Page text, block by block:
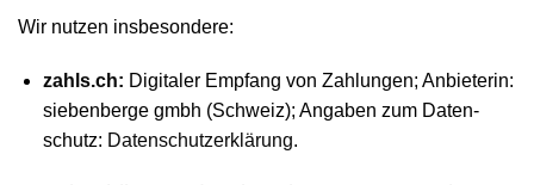
Wir nutzen insbesondere:
zahls.ch: Digitaler Empfang von Zahlungen; Anbieterin:
siebenberge gmbh (Schweiz); Angaben zum Daten­
schutz: Daten­schutz­erklärung.